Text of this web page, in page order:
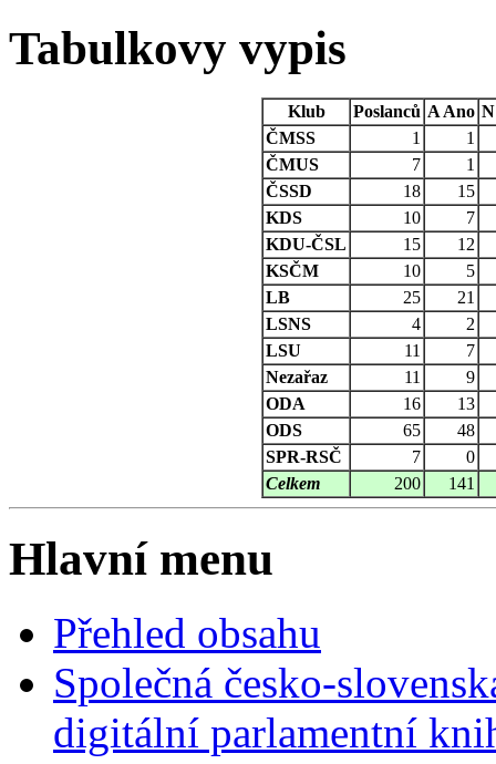
Tabulkovy vypis
Klub Poslanců A Ano N
ČMSS
1
1
ČMUS
7
1
ČSSD
18
15
KDS
10
7
KDU-ČSL
15
12
KSČM
10
5
LB
25
21
LSNS
4
2
LSU
11
7
Nezařaz
11
9
ODA
16
13
ODS
65
48
SPR-RSČ
7
0
Celkem
200 141
Hlavní menu
Přehled obsahu
Společná česko-
digitální parlamentní